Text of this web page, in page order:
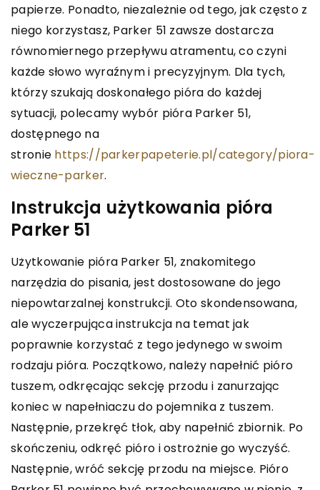
papierze. Ponadto, niezależnie od tego, jak często z
niego korzystasz, Parker 51 zawsze dostarcza
równomiernego przepływu atramentu, co czyni
każde słowo wyraźnym i precyzyjnym. Dla tych,
którzy szukają doskonałego pióra do każdej
sytuacji, polecamy wybór pióra Parker 51,
dostępnego na
stronie https://parkerpapeterie.pl/category/piora-
wieczne-parker.
Instrukcja użytkowania pióra
Parker 51
Użytkowanie pióra Parker 51, znakomitego
narzędzia do pisania, jest dostosowane do jego
niepowtarzalnej konstrukcji. Oto skondensowana,
ale wyczerpująca instrukcja na temat jak
poprawnie korzystać z tego jedynego w swoim
rodzaju pióra. Początkowo, należy napełnić pióro
tuszem, odkręcając sekcję przodu i zanurzając
koniec w napełniaczu do pojemnika z tuszem.
Następnie, przekręć tłok, aby napełnić zbiornik. Po
skończeniu, odkręć pióro i ostrożnie go wyczyść.
Następnie, wróć sekcję przodu na miejsce. Pióro